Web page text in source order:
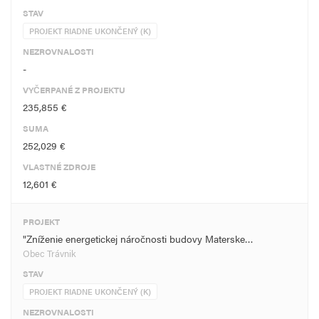
STAV
PROJEKT RIADNE UKONČENÝ (K)
NEZROVNALOSTI
-
VYČERPANÉ Z PROJEKTU
235,855 €
SUMA
252,029 €
VLASTNÉ ZDROJE
12,601 €
PROJEKT
"Zníženie energetickej náročnosti budovy Materske…
Obec Trávnik
STAV
PROJEKT RIADNE UKONČENÝ (K)
NEZROVNALOSTI